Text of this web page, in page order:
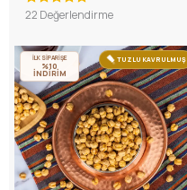
22 Değerlendirme
TUZLU KAVRULMUŞ
İLK SİPARİŞE
%10
İNDİRİM